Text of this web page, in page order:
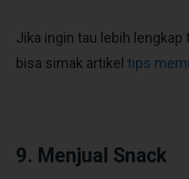
Jika ingin tau lebih lengkap
bisa simak artikel tips
9. Menjual Snack